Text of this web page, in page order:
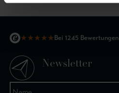
★★★★★Bei 1245 Bewertungen
Newsletter